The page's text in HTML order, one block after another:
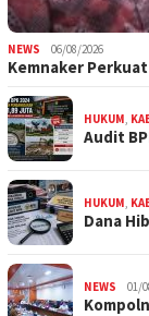
NEWS 06/08/2026
Kemnaker
HUKUM
Audit
HUKUM
Dana
NEWS 01/